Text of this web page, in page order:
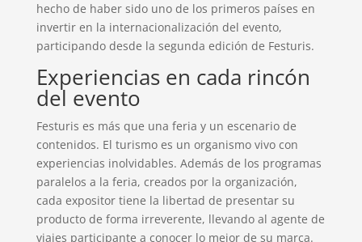
hecho de haber sido uno de los primeros países en
invertir en la internacionalización del evento,
participando desde la segunda edición de Festuris.
Experiencias en cada rincón
del evento
Festuris es más que una feria y un escenario de
contenidos. El turismo es un organismo vivo con
experiencias inolvidables. Además de los programas
paralelos a la feria, creados por la organización,
cada expositor tiene la libertad de presentar su
producto de forma irreverente, llevando al agente de
viajes participante a conocer lo mejor de su marca.